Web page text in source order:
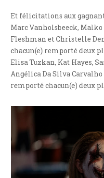
Et félicitations aux
Marc Vanholsbeeck, Malko
Fleshman et Christelle
chacun(e) remporté deux
Elisa Tuzkan, Kat Hayes,
Angélica Da Silva
remporté chacun(e) deux